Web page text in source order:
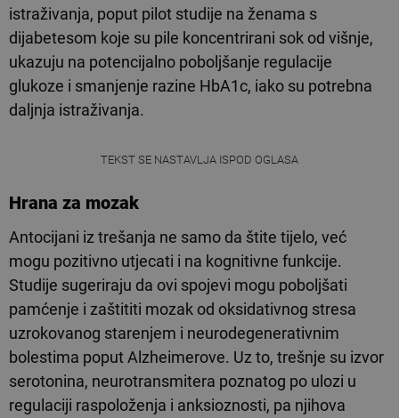
istraživanja, poput pilot studije na ženama s
dijabetesom koje su pile koncentrirani sok od višnje,
ukazuju na potencijalno poboljšanje regulacije
glukoze i smanjenje razine HbA1c, iako su potrebna
daljnja istraživanja.
TEKST SE NASTAVLJA ISPOD OGLASA
Hrana za mozak
Antocijani iz trešanja ne samo da štite tijelo, već
mogu pozitivno utjecati i na kognitivne funkcije.
Studije sugeriraju da ovi spojevi mogu poboljšati
pamćenje i zaštititi mozak od oksidativnog stresa
uzrokovanog starenjem i neurodegenerativnim
bolestima poput Alzheimerove. Uz to, trešnje su izvor
serotonina, neurotransmitera poznatog po ulozi u
regulaciji raspoloženja i anksioznosti, pa njihova